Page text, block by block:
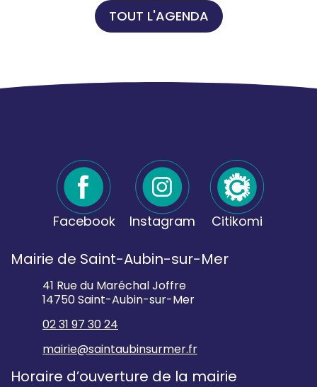
TOUT L'AGENDA
Facebook Instagram Citikomi
Mairie de Saint-Aubin-sur-Mer
41 Rue du Maréchal Joffre
14750 Saint-Aubin-sur-Mer
02 31 97 30 24
mairie@saintaubinsurmer.fr
Horaire d’ouverture de la mairie